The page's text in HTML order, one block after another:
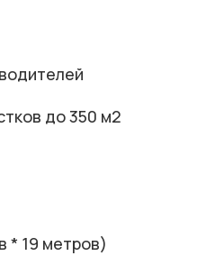
до 350 м2
* 19 метров)